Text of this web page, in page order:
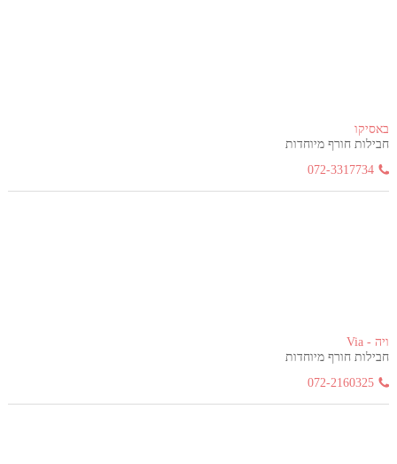
באסיקו
חבילות חורף מיוחדות
072-3317734
ויה - Via
חבילות חורף מיוחדות
072-2160325